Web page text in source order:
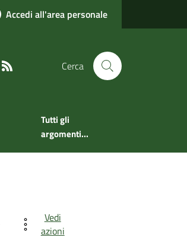
Accedi all'area personale
Cerca
Tutti gli
argomenti...
Vedi
azioni